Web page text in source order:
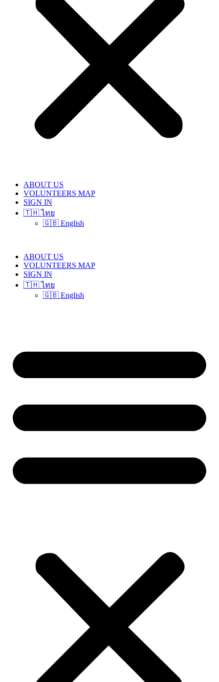
ABOUT US
VOLUNTEERS MAP
SIGN IN
🇹🇭 ไทย
🇬🇧 English
ABOUT US
VOLUNTEERS MAP
SIGN IN
🇹🇭 ไทย
🇬🇧 English